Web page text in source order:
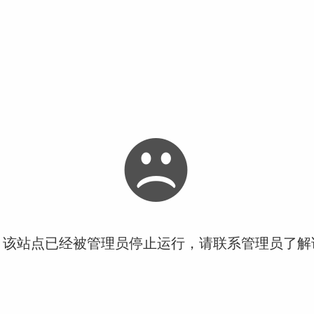
站点已经被管理员停止运行，请联系管理员了